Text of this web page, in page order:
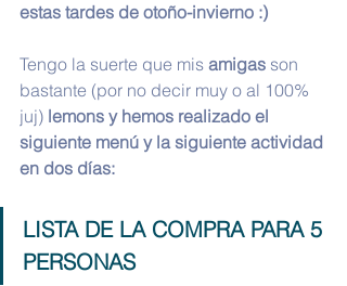
estas tardes de otoño-invierno :)
Tengo la suerte que mis amigas son
bastante (por no decir muy o al 100%
juj) lemons y hemos realizado el
siguiente menú y la siguiente actividad
en dos días:
LISTA DE LA COMPRA PARA 5
PERSONAS